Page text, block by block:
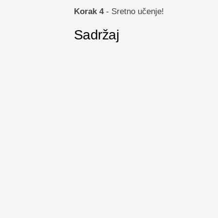
Korak 4- Sretno učenje!
Sadržaj